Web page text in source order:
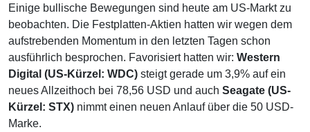
Einige bullische Bewegungen sind heute am US-Markt zu
beobachten. Die Festplatten-Aktien hatten wir wegen dem
aufstrebenden Momentum in den letzten Tagen schon
ausführlich besprochen. Favorisiert hatten wir: Western
Digital (US-Kürzel: WDC) steigt gerade um 3,9% auf ein
neues Allzeithoch bei 78,56 USD und auch Seagate (US-
Kürzel: STX) nimmt einen neuen Anlauf über die 50 USD-
Marke.